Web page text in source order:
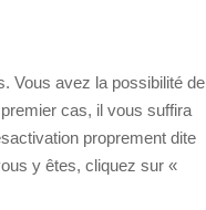
Vous avez la possibilité de
cas, il vous suffira
proprement dite
y êtes, cliquez sur «